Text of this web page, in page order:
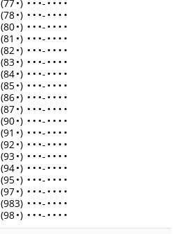
(77•) • • •- • • • •
(78•) • • •- • • • •
(80•) • • •- • • • •
(81 •) • • •- • • • •
(82•) • • •- • • • •
(83•) • • •- • • • •
(84•) • • •- • • • •
(85•) • • •- • • • •
(86•) • • •- • • • •
(87•) • • •- • • • •
(90•) • • •- • • • •
(91 •) • • •- • • • •
(92•) • • •- • • • •
(93•) • • •- • • • •
(94•) • • •- • • • •
(95•) • • •- • • • •
(97•) • • •- • • • •
(983) • • •- • • • •
(98•) • • •- • • • •